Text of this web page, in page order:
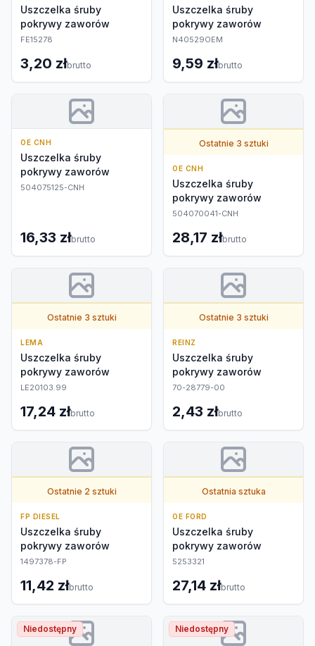
Uszczelka śruby
pokrywy zaworów
FE15278
3,20 złbrutto
Uszczelka śruby
pokrywy zaworów
N40529OEM
9,59 złbrutto
OE CNH
Uszczelka śruby
pokrywy zaworów
504075125-CNH
16,33 złbrutto
Ostatnie 3 sztuki
OE CNH
Uszczelka śruby
pokrywy zaworów
504070041-CNH
28,17 złbrutto
Ostatnie 3 sztuki
LEMA
Uszczelka śruby
pokrywy zaworów
LE20103.99
17,24 złbrutto
Ostatnie 3 sztuki
REINZ
Uszczelka śruby
pokrywy zaworów
70-28779-00
2,43 złbrutto
Ostatnie 2 sztuki
FP DIESEL
Uszczelka śruby
pokrywy zaworów
1497378-FP
11,42 złbrutto
Ostatnia sztuka
OE FORD
Uszczelka śruby
pokrywy zaworów
5253321
27,14 złbrutto
Niedostępny Niedostępny